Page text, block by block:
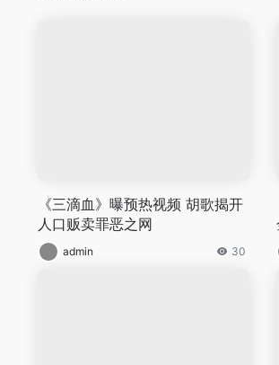
《三滴血》曝预热视频 胡歌揭开
人口贩卖罪恶之网
admin 30